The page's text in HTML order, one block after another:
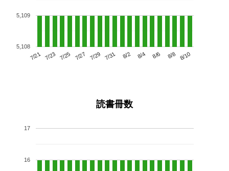
7/21 7/23 7/25 7/27 7/29 7/31 8/2 8/4 8/6 8/8 8/10
5,108
5,109
読書冊数
16
17